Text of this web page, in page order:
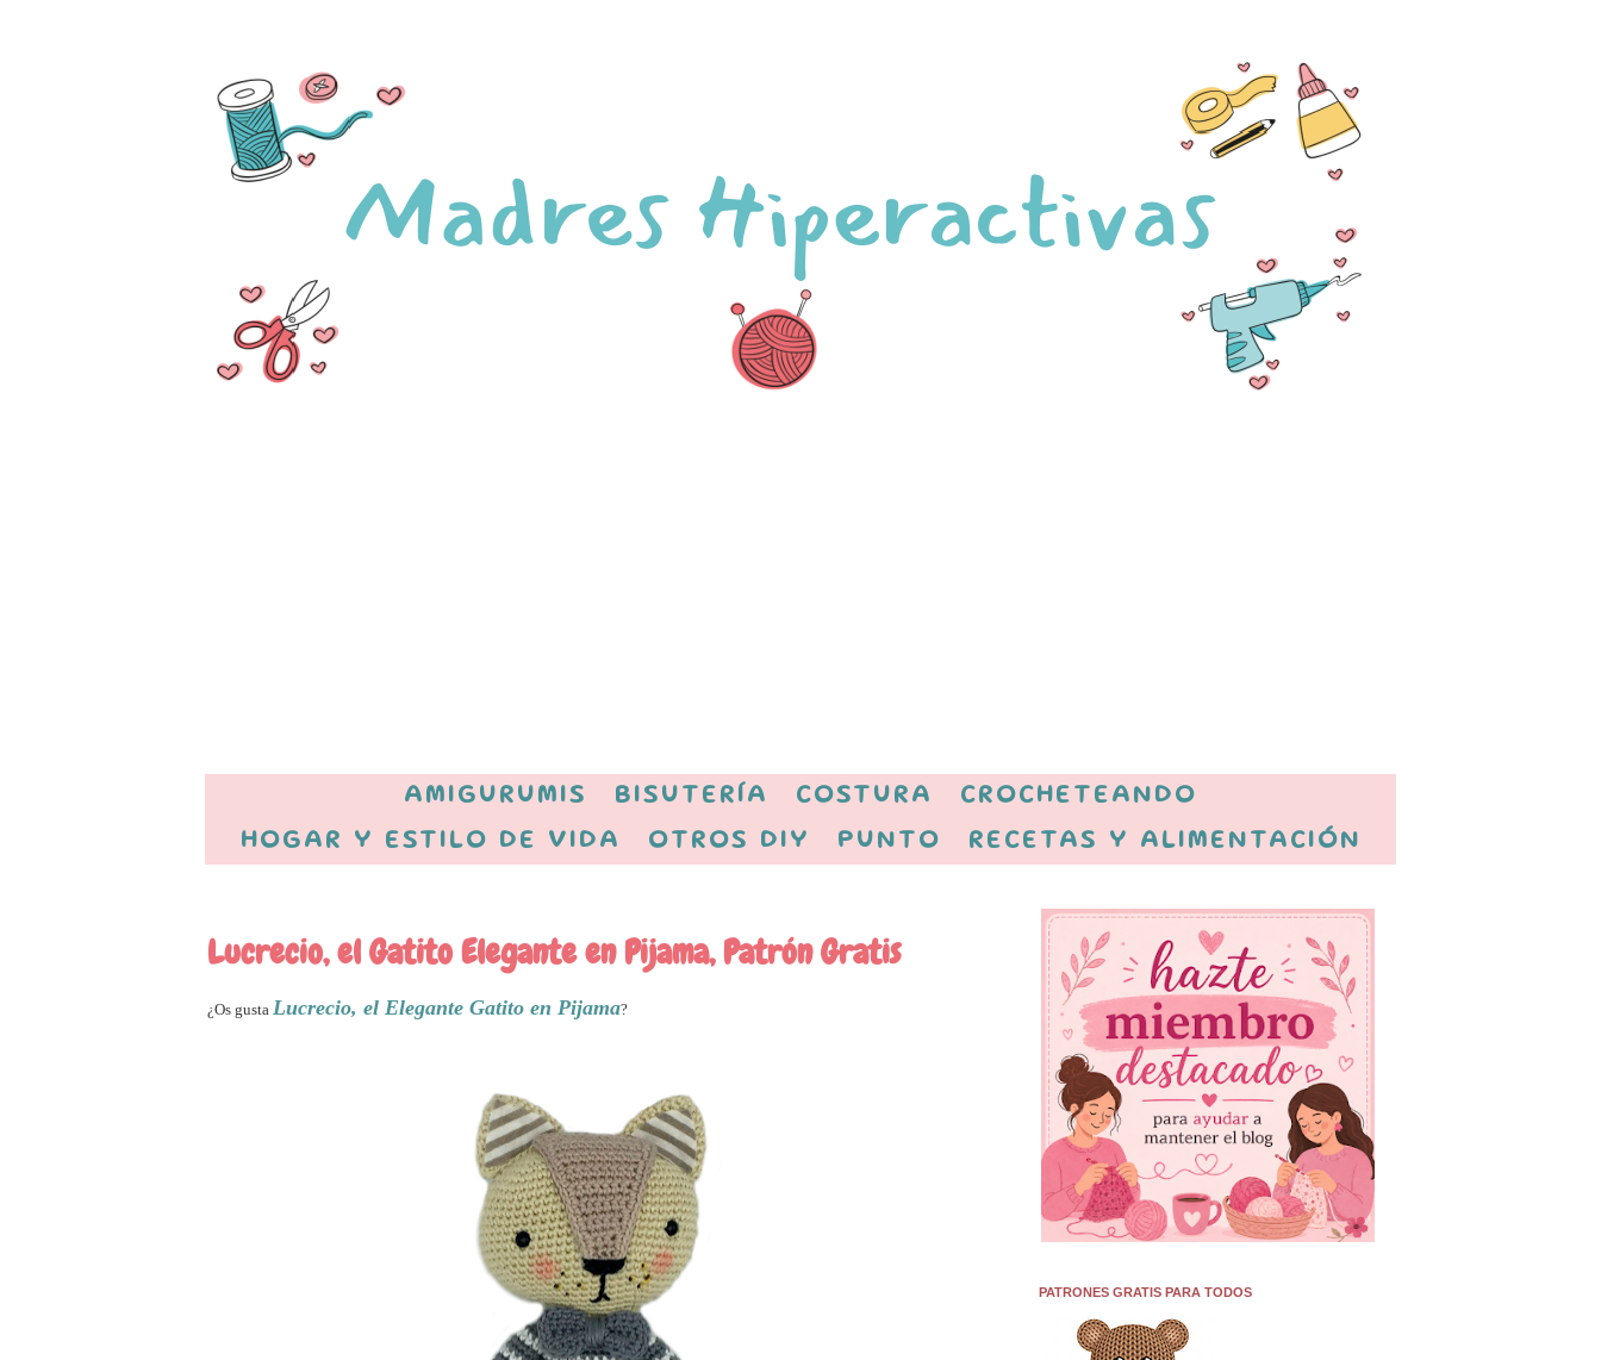
AMIGURUMIS BISUTERÍA COSTURA CROCHETEANDO
HOGAR Y ESTILO DE VIDA OTROS DIY PUNTO RECETAS Y ALIMENTACIÓN
Lucrecio, el Gatito Elegante en Pijama, Patrón Gratis
¿Os gusta Lucrecio, el Elegante Gatito en Pijama?
PATRONES GRATIS PARA TODOS